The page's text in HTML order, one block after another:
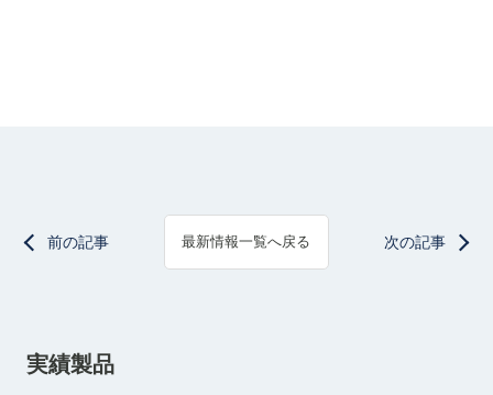
前の記事 最新情報一覧へ戻る 次の記事
実績製品